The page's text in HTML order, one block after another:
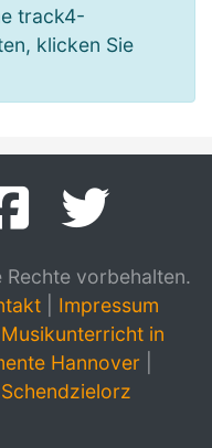
track4-
klicken Sie
vorbehalten.
Impressum
Musikunterricht in
Hannover